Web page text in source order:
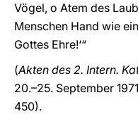
Vögel, o Atem des
Menschen Hand wie
Gottes Ehre!‘“
(Akten des 2. Intern.
20.–25. September
450).